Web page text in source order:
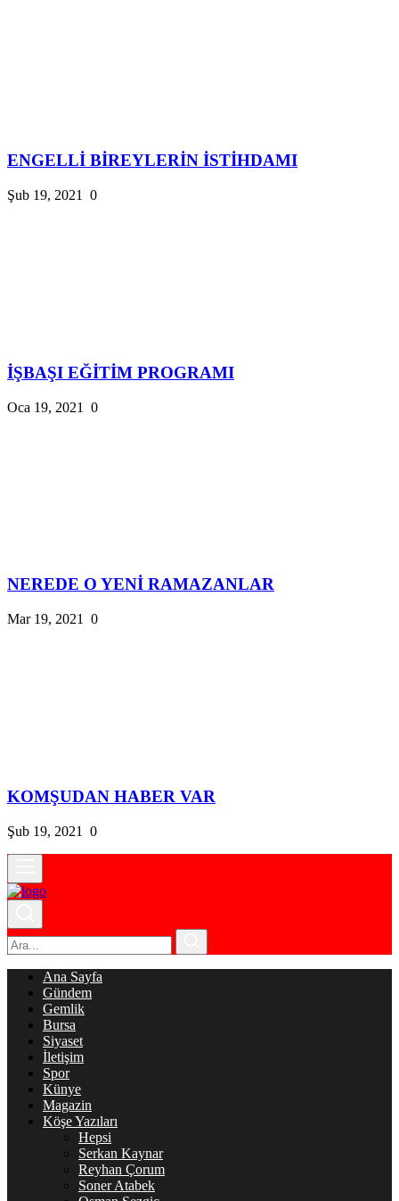
ENGELLİ BİREYLERİN İSTİHDAMI
Şub 19, 2021 0
İŞBAŞI EĞİTİM PROGRAMI
Oca 19, 2021 0
NEREDE O YENİ RAMAZANLAR
Mar 19, 2021 0
KOMŞUDAN HABER VAR
Şub 19, 2021 0
Ana Sayfa
Gündem
Gemlik
Bursa
Siyaset
İletişim
Spor
Künye
Magazin
Köşe Yazıları
Hepsi
Serkan Kaynar
Reyhan Çorum
Soner Atabek